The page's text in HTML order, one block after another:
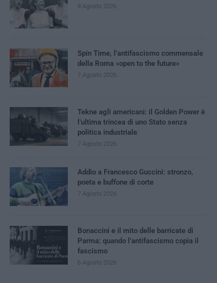
8 Agosto 2026
Spin Time, l’antifascismo commensale
della Roma «open to the future»
7 Agosto 2026
Tekne agli americani: il Golden Power è
l’ultima trincea di uno Stato senza
politica industriale
7 Agosto 2026
Addio a Francesco Guccini: stronzo,
poeta e buffone di corte
7 Agosto 2026
Bonaccini e il mito delle barricate di
Parma: quando l’antifascismo copia il
fascismo
6 Agosto 2026